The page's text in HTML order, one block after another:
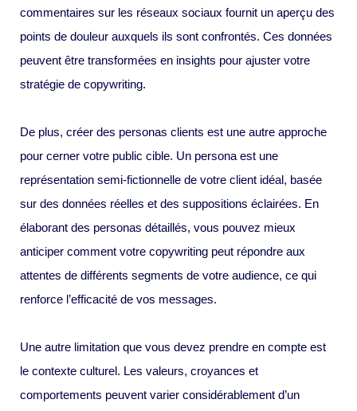
commentaires sur les réseaux sociaux fournit un aperçu des
points de douleur auxquels ils sont confrontés. Ces données
peuvent être transformées en insights pour ajuster votre
stratégie de copywriting.
De plus, créer des personas clients est une autre approche
pour cerner votre public cible. Un persona est une
représentation semi-fictionnelle de votre client idéal, basée
sur des données réelles et des suppositions éclairées. En
élaborant des personas détaillés, vous pouvez mieux
anticiper comment votre copywriting peut répondre aux
attentes de différents segments de votre audience, ce qui
renforce l’efficacité de vos messages.
Une autre limitation que vous devez prendre en compte est
le contexte culturel. Les valeurs, croyances et
comportements peuvent varier considérablement d’un